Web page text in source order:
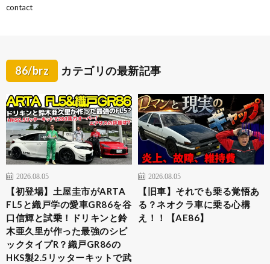
contact
86/brz カテゴリの最新記事
2026.08.05
【初登場】土屋圭市がARTA
FL5と織戸学の愛車GR86を谷
口信輝と試乗！ドリキンと鈴
木亜久里が作った最強のシビ
ックタイプR？織戸GR86の
HKS製2.5リッターキットで武
2026.08.05
【旧車】それでも乗る覚悟あ
る？ネオクラ車に乗る心構
え！！【AE86】